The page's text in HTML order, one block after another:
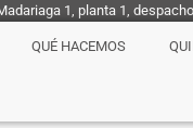
1, planta 1,
QUÉ HACEMOS